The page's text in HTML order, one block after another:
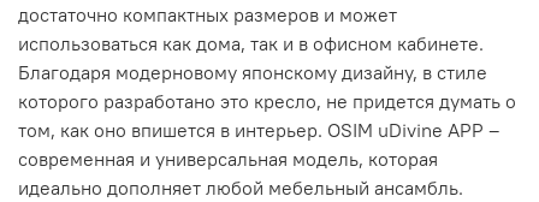
достаточно компактных размеров и может
использоваться как дома, так и в офисном кабинете.
Благодаря модерновому японскому дизайну, в стиле
которого разработано это кресло, не придется думать о
том, как оно впишется в интерьер. OSIM uDivine APP –
современная и универсальная модель, которая
идеально дополняет любой мебельный ансамбль.